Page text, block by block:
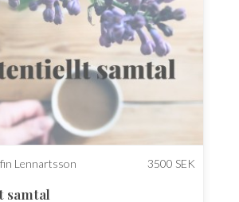
Lennartsson 3500 SEK
samtal